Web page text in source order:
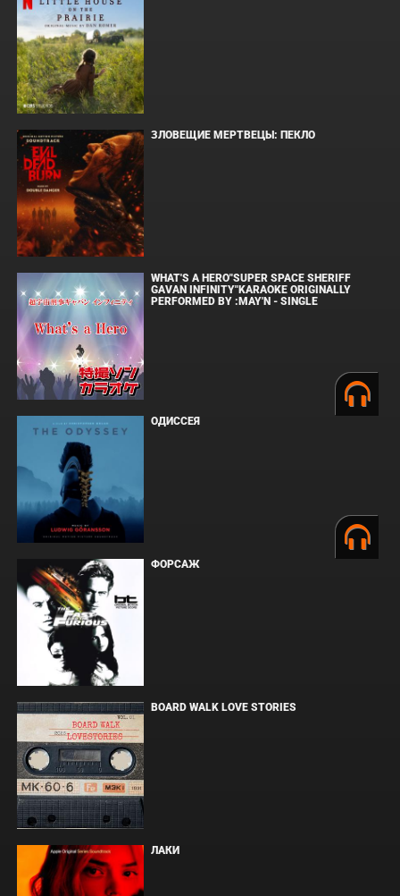
ЗЛОВЕЩИЕ МЕРТВЕЦЫ: ПЕКЛО
WHAT'S A HERO"SUPER SPACE SHERIFF
GAVAN INFINITY"KARAOKE ORIGINALLY
PERFORMED BY :MAY'N - SINGLE
ОДИССЕЯ
ФОРСАЖ
BOARD WALK LOVE STORIES
ЛАКИ